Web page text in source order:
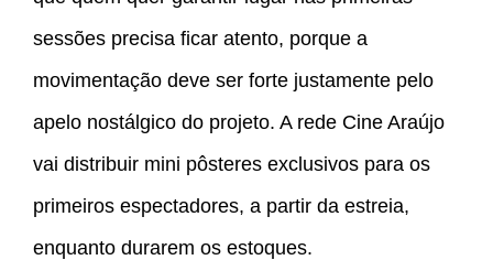
sessões precisa ficar atento, porque a
movimentação deve ser forte justamente pelo
apelo nostálgico do projeto. A rede Cine Araújo
vai distribuir mini pôsteres exclusivos para os
primeiros espectadores, a partir da estreia,
enquanto durarem os estoques.